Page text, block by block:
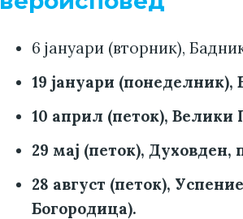
6 јануари (вторник),
19 јануари (понеделник),
10 април (петок), Велики
29 мај (петок), Духовден,
28 август (петок),
Богородица).